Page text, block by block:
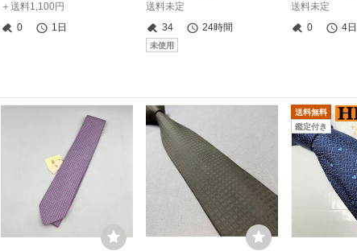
＋送料1,100円
0
1日
送料未定
34
24時間
未使用
送料未定
0
4日
送料無料
鑑定付き